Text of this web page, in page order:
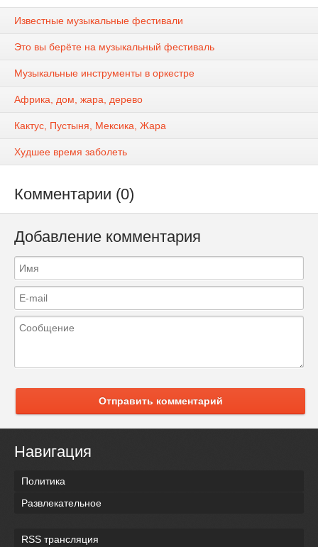
Известные музыкальные фестивали
Это вы берёте на музыкальный фестиваль
Музыкальные инструменты в оркестре
Африка, дом, жара, дерево
Кактус, Пустыня, Мексика, Жара
Худшее время заболеть
Комментарии (0)
Добавление комментария
Отправить комментарий
Навигация
Политика
Развлекательное
RSS трансляция